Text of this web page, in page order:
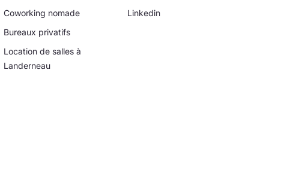
Coworking nomade
Bureaux privatifs
Location de salles à
Landerneau
Linkedin